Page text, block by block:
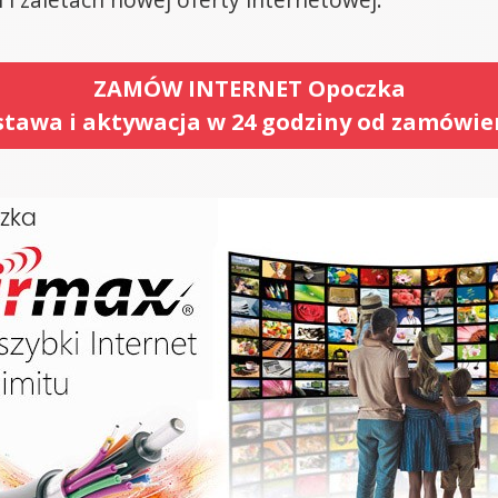
ZAMÓW INTERNET Opoczka
i aktywacja w 24 godziny od